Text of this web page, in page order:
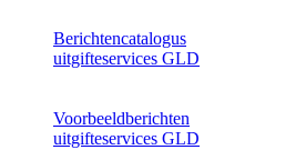
Berichtencatalogus
uitgifteservices GLD
Voorbeeldberichten
uitgifteservices GLD